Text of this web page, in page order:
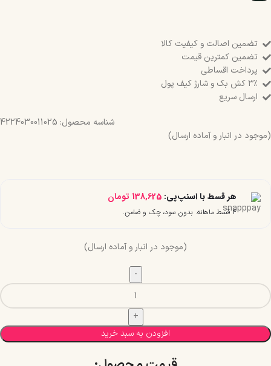
تضمین اصالت و کیفیت کالا
تضمین کمترین قیمت
پرداخت اقساطی
۳٪ کش بک و شارژ کیف پول
ارسال سریع
شناسه محصول: 4224030011025
(موجود در انبار و آماده ارسال)
هر قسط با اسنپ‌پی: 138,625 تومان
۴ قسط ماهانه. بدون سود، چک و ضامن.
(موجود در انبار و آماده ارسال)
افزودن به سبد خرید